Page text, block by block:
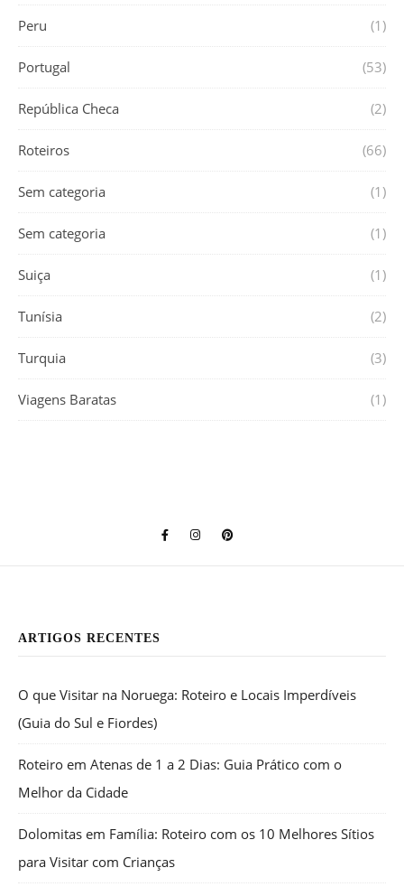
Peru (1)
Portugal (53)
República Checa (2)
Roteiros (66)
Sem categoria (1)
Sem categoria (1)
Suiça (1)
Tunísia (2)
Turquia (3)
Viagens Baratas (1)
ARTIGOS RECENTES
O que Visitar na Noruega: Roteiro e Locais Imperdíveis
(Guia do Sul e Fiordes)
Roteiro em Atenas de 1 a 2 Dias: Guia Prático com o
Melhor da Cidade
Dolomitas em Família: Roteiro com os 10 Melhores Sítios
para Visitar com Crianças